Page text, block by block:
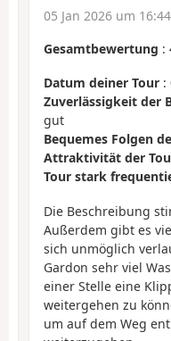
05 Jan 2026 um 16:44
Gesamtbewertung :
Datum deiner Tour :
Zuverlässigkeit der
gut
Bequemes Folgen
Attraktivität der
Tour stark
Die Beschreibung
Außerdem gibt es
sich unmöglich
Gardon sehr viel
einer Stelle eine
weitergehen zu
um auf dem Weg